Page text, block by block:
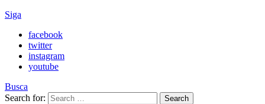
Siga
facebook
twitter
instagram
youtube
Busca
Search for:
Search